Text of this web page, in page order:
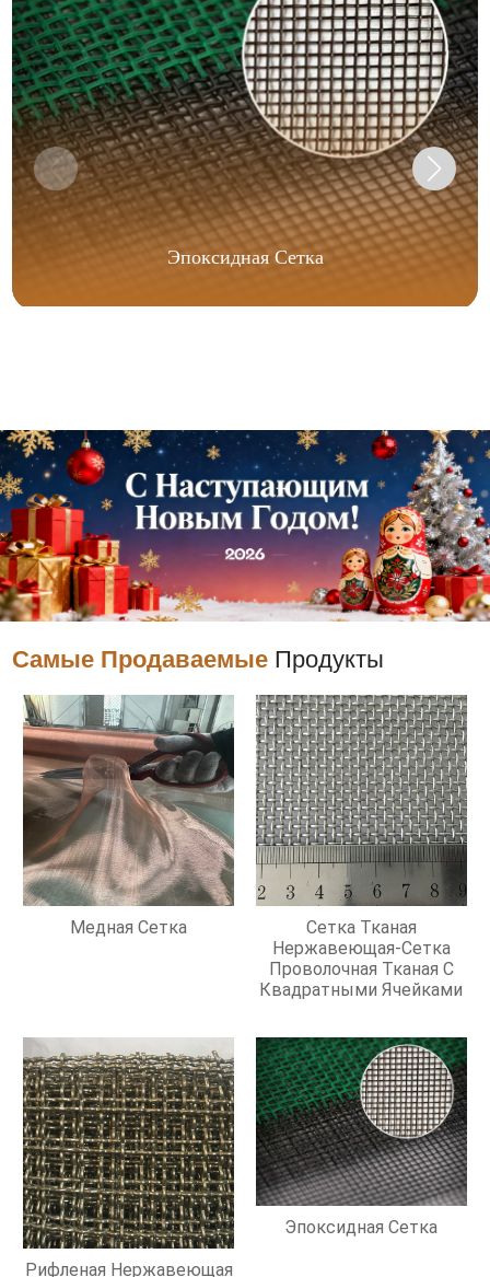
Эпоксидная Сетка
Самые Продаваемые Продукты
Медная Сетка
Сетка Тканая
Нержавеющая-Сетка
Проволочная Тканая С
Квадратными Ячейками
Рифленая Нержавеющая
Эпоксидная Сетка